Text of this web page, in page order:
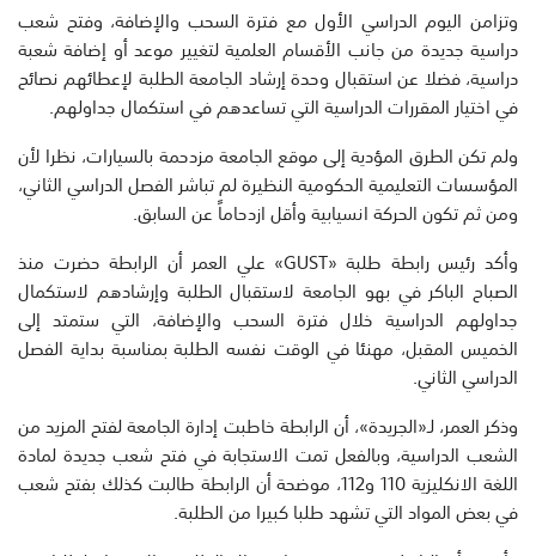
وتزامن اليوم الدراسي الأول مع فترة السحب والإضافة، وفتح شعب
دراسية جديدة من جانب الأقسام العلمية لتغيير موعد أو إضافة شعبة
دراسية، فضلا عن استقبال وحدة إرشاد الجامعة الطلبة لإعطائهم نصائح
في اختيار المقررات الدراسية التي تساعدهم في استكمال جداولهم.
ولم تكن الطرق المؤدية إلى موقع الجامعة مزدحمة بالسيارات، نظرا لأن
المؤسسات التعليمية الحكومية النظيرة لم تباشر الفصل الدراسي الثاني،
ومن ثم تكون الحركة انسيابية وأقل ازدحاماً عن السابق.
وأكد رئيس رابطة طلبة «GUST» علي العمر أن الرابطة حضرت منذ
الصباح الباكر في بهو الجامعة لاستقبال الطلبة وإرشادهم لاستكمال
جداولهم الدراسية خلال فترة السحب والإضافة، التي ستمتد إلى
الخميس المقبل، مهنئا في الوقت نفسه الطلبة بمناسبة بداية الفصل
الدراسي الثاني.
وذكر العمر، لـ«الجريدة»، أن الرابطة خاطبت إدارة الجامعة لفتح المزيد من
الشعب الدراسية، وبالفعل تمت الاستجابة في فتح شعب جديدة لمادة
اللغة الانكليزية 110 و112، موضحة أن الرابطة طالبت كذلك بفتح شعب
في بعض المواد التي تشهد طلبا كبيرا من الطلبة.